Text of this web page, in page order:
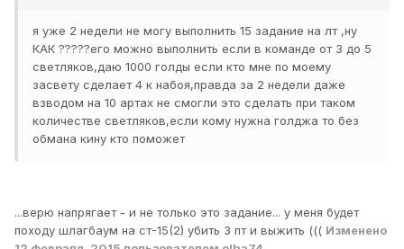
я уже 2 недели не могу выполнить 15 задание на лт ,ну
КАК ?????его можно выполнить если в команде от 3 до 5
светляков,даю 1000 голды если кто мне по моему
засвету сделает 4 к набоя,правда за 2 недели даже
взводом на 10 артах не смогли это сделать при таком
количестве светляков,если кому нужна голджа то без
обмана кину кто поможет
...верю напрягает - и не только это задание... у меня будет
походу шлагбаум на ст-15(2) убить 3 пт и выжить ((( Изменено